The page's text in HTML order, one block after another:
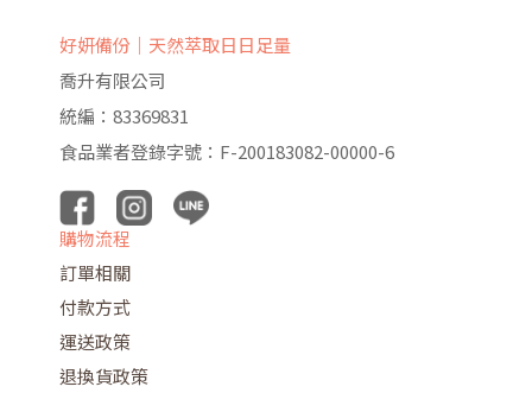
好妍備份｜天然萃取日日足量
喬升有限公司
統編：83369831
食品業者登錄字號：F-200183082-00000-6
購物流程
訂單相關
付款方式
運送政策
退換貨政策